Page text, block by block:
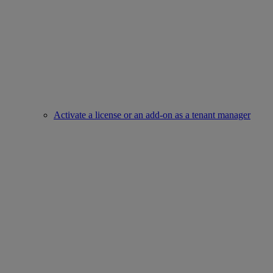
Activate a license or an add-on as a tenant manager